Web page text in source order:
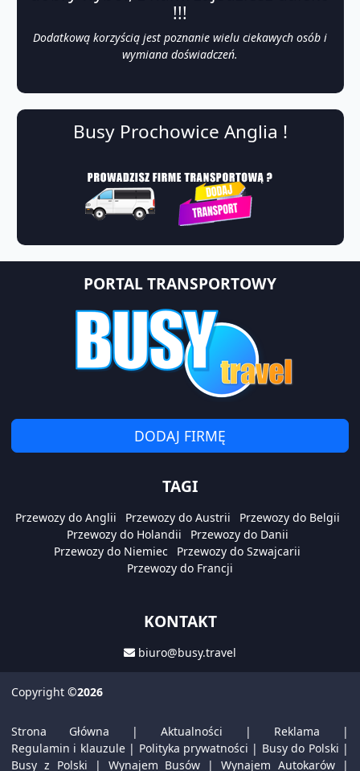
!!!
Dodatkową korzyścią jest poznanie wielu ciekawych osób i
wymiana doświadczeń.
Busy Prochowice Anglia !
PORTAL TRANSPORTOWY
DODAJ FIRMĘ
TAGI
Przewozy do Anglii Przewozy do Austrii
Przewozy do Belgii
Przewozy do Holandii
Przewozy do Danii
Przewozy do Niemiec
Przewozy do Szwajcarii
Przewozy do Francji
KONTAKT
biuro@busy.travel
Copyright ©2026
Strona Główna | Aktualności | Reklama |
Regulamin i klauzule| Polityka prywatności | Busy do Polski |
Busy z Polski | Wynajem Busów |Wynajem Autokarów |